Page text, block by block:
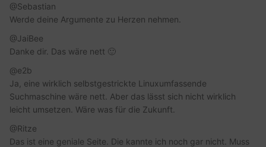
@Sebastian
Werde deine Argumente zu Herzen nehmen.
@JaiBee
Danke dir. Das wäre nett 🙂
@e2b
Ja, eine wirklich selbstgestrickte Linuxumfassende
Suchmaschine wäre nett. Aber das lässt sich nicht wirklich
leicht umsetzen. Wäre was für die Zukunft.
@Ritze
Das ist eine geniale Seite. Die kannte ich noch gar nicht. Muss